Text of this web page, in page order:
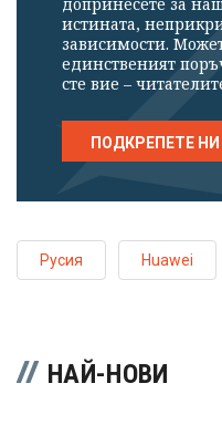
истината,
зависимости.
единственият
сте вие –
ПОДКРЕПЕТЕ НИ
Русия Huawei
НАЙ-НОВИ